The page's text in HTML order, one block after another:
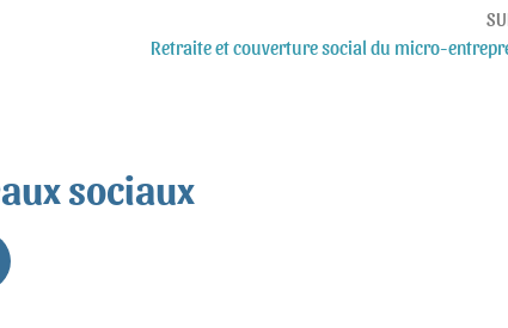
Retraite et couverture social du micro-
sociaux